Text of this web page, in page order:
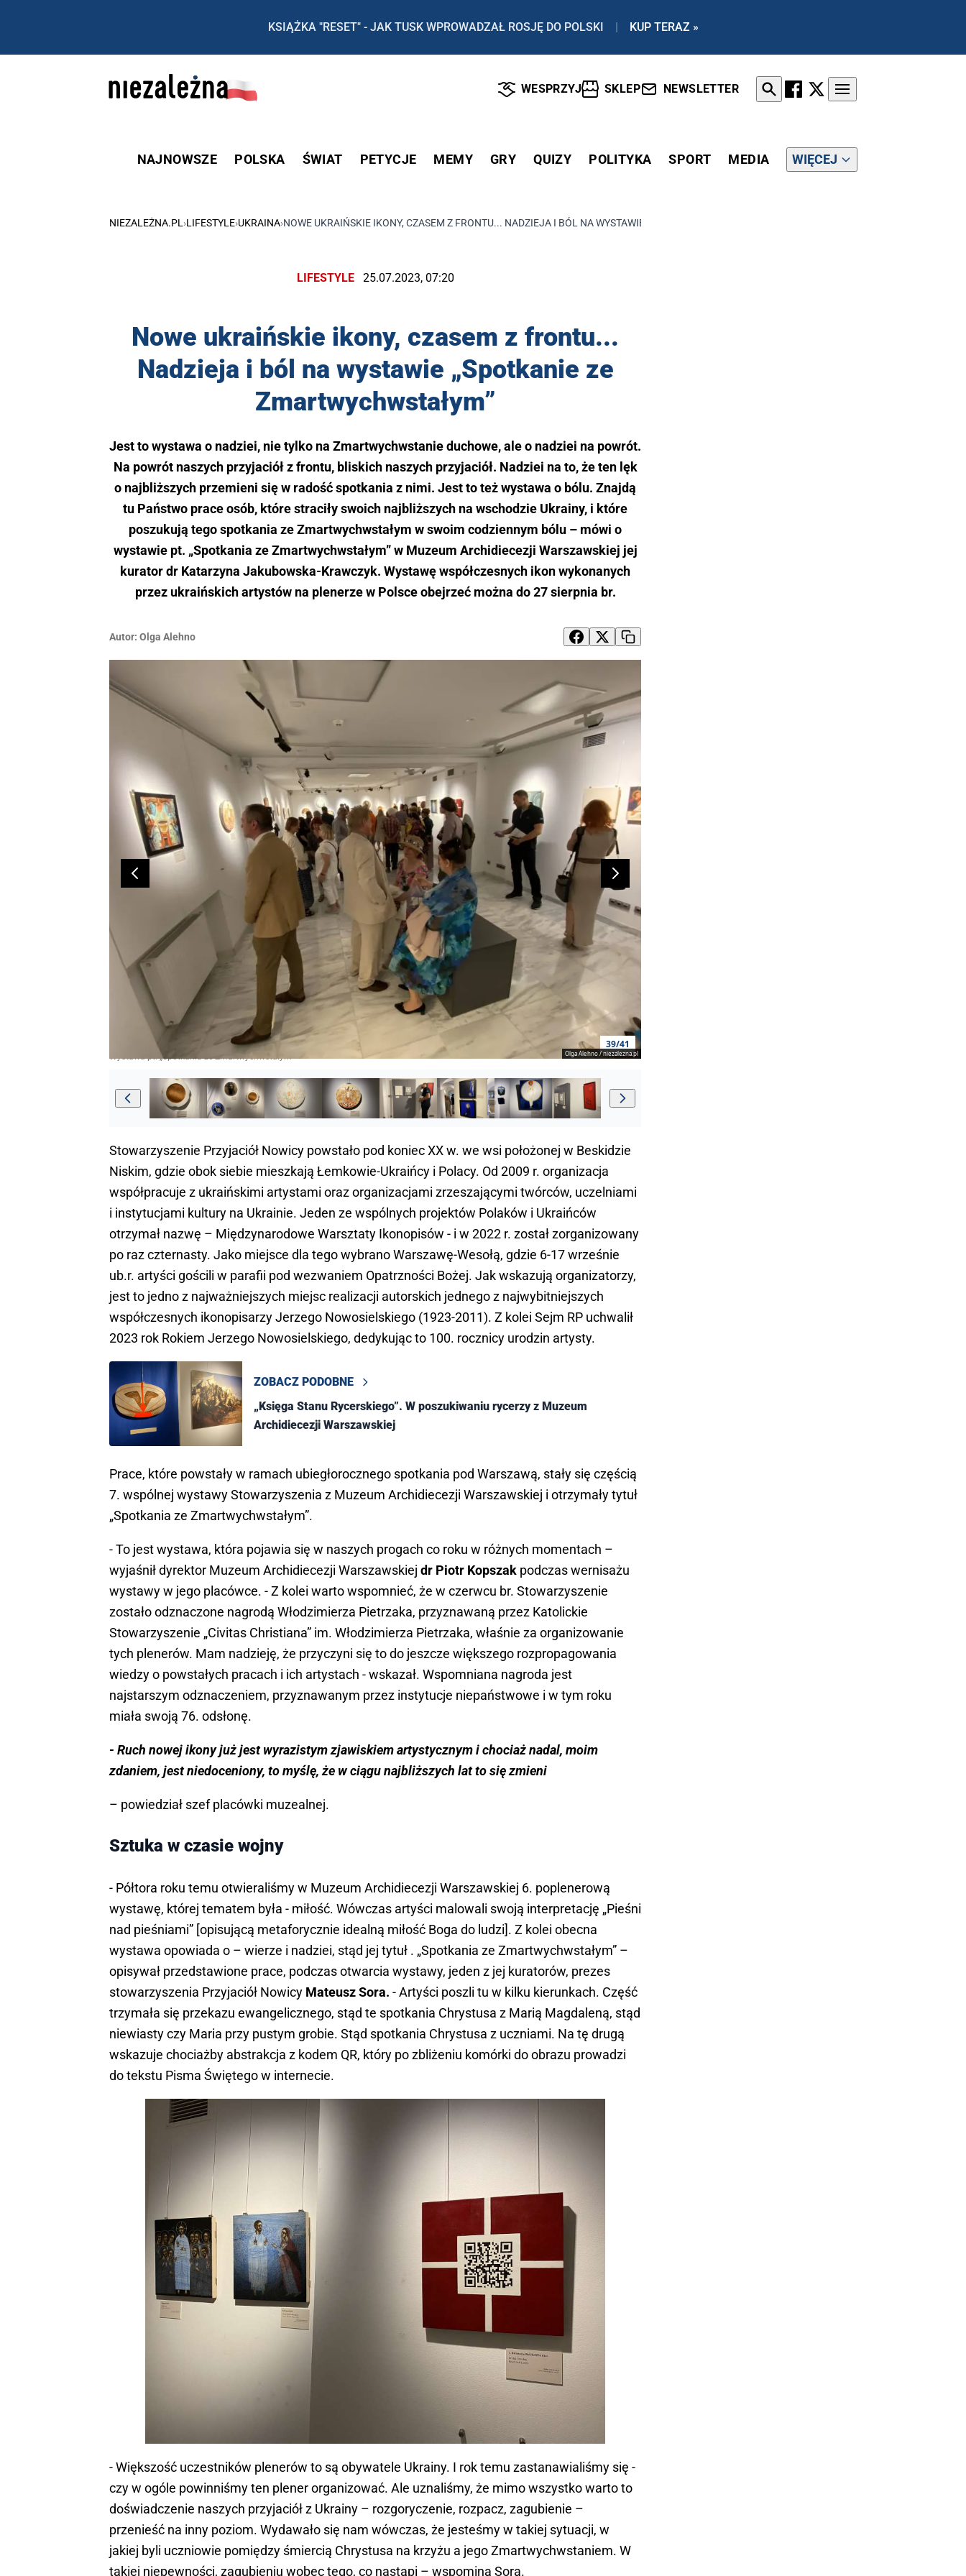
KSIĄŻKA "RESET" - JAK TUSK WPROWADZAŁ ROSJĘ DO POLSKI | KUP TERAZ »
WESPRZYJ SKLEP NEWSLETTER
NAJNOWSZE POLSKA ŚWIAT PETYCJE MEMY GRY QUIZY POLITYKA SPORT MEDIA WIĘCEJ
NIEZALEŻNA.PL ›LIFESTYLE›UKRAINA›NOWE UKRAIŃSKIE IKONY, CZASEM Z FRONTU... NADZIEJA I BÓL NA WYSTAWIE „SPOTKANIE ZE ZMARTWYCHWSTAŁYM”
LIFESTYLE 25.07.2023, 07:20
Nowe ukraińskie ikony, czasem z frontu...
Nadzieja i ból na wystawie „Spotkanie ze
Zmartwychwstałym”
Jest to wystawa o nadziei, nie tylko na Zmartwychwstanie duchowe, ale o nadziei na powrót.
Na powrót naszych przyjaciół z frontu, bliskich naszych przyjaciół. Nadziei na to, że ten lęk
o najbliższych przemieni się w radość spotkania z nimi. Jest to też wystawa o bólu. Znajdą
tu Państwo prace osób, które straciły swoich najbliższych na wschodzie Ukrainy, i które
poszukują tego spotkania ze Zmartwychwstałym w swoim codziennym bólu – mówi o
wystawie pt. „Spotkania ze Zmartwychwstałym” w Muzeum Archidiecezji Warszawskiej jej
kurator dr Katarzyna Jakubowska-Krawczyk. Wystawę współczesnych ikon wykonanych
przez ukraińskich artystów na plenerze w Polsce obejrzeć można do 27 sierpnia br.
Autor: Olga Alehno
39/41
Olga Alehno / niezalezna.pl
Wystawa pt. „Spotkania ze Zmartwychwstałym”
Stowarzyszenie Przyjaciół Nowicy powstało pod koniec XX w. we wsi położonej w Beskidzie
Niskim, gdzie obok siebie mieszkają Łemkowie-Ukraińcy i Polacy. Od 2009 r. organizacja
współpracuje z ukraińskimi artystami oraz organizacjami zrzeszającymi twórców, uczelniami
i instytucjami kultury na Ukrainie. Jeden ze wspólnych projektów Polaków i Ukraińców
otrzymał nazwę – Międzynarodowe Warsztaty Ikonopisów - i w 2022 r. został zorganizowany
po raz czternasty. Jako miejsce dla tego wybrano Warszawę-Wesołą, gdzie 6-17 wrześnie
ub.r. artyści gościli w parafii pod wezwaniem Opatrzności Bożej. Jak wskazują organizatorzy,
jest to jedno z najważniejszych miejsc realizacji autorskich jednego z najwybitniejszych
współczesnych ikonopisarzy Jerzego Nowosielskiego (1923-2011). Z kolei Sejm RP uchwalił
2023 rok Rokiem Jerzego Nowosielskiego, dedykując to 100. rocznicy urodzin artysty.
ZOBACZ PODOBNE
„Księga Stanu Rycerskiego”. W poszukiwaniu rycerzy z Muzeum
Archidiecezji Warszawskiej
Prace, które powstały w ramach ubiegłorocznego spotkania pod Warszawą, stały się częścią
7. wspólnej wystawy Stowarzyszenia z Muzeum Archidiecezji Warszawskiej i otrzymały tytuł
„Spotkania ze Zmartwychwstałym”.
- To jest wystawa, która pojawia się w naszych progach co roku w różnych momentach –
wyjaśnił dyrektor Muzeum Archidiecezji Warszawskiej dr Piotr Kopszak podczas wernisażu
wystawy w jego placówce. - Z kolei warto wspomnieć, że w czerwcu br. Stowarzyszenie
zostało odznaczone nagrodą Włodzimierza Pietrzaka, przyznawaną przez Katolickie
Stowarzyszenie „Civitas Christiana” im. Włodzimierza Pietrzaka, właśnie za organizowanie
tych plenerów. Mam nadzieję, że przyczyni się to do jeszcze większego rozpropagowania
wiedzy o powstałych pracach i ich artystach - wskazał. Wspomniana nagroda jest
najstarszym odznaczeniem, przyznawanym przez instytucje niepaństwowe i w tym roku
miała swoją 76. odsłonę.
- Ruch nowej ikony już jest wyrazistym zjawiskiem artystycznym i chociaż nadal, moim
zdaniem, jest niedoceniony, to myślę, że w ciągu najbliższych lat to się zmieni
– powiedział szef placówki muzealnej.
Sztuka w czasie wojny
- Półtora roku temu otwieraliśmy w Muzeum Archidiecezji Warszawskiej 6. poplenerową
wystawę, której tematem była - miłość. Wówczas artyści malowali swoją interpretację „Pieśni
nad pieśniami” [opisującą metaforycznie idealną miłość Boga do ludzi]. Z kolei obecna
wystawa opowiada o – wierze i nadziei, stąd jej tytuł . „Spotkania ze Zmartwychwstałym” –
opisywał przedstawione prace, podczas otwarcia wystawy, jeden z jej kuratorów, prezes
stowarzyszenia Przyjaciół Nowicy Mateusz Sora. - Artyści poszli tu w kilku kierunkach. Część
trzymała się przekazu ewangelicznego, stąd te spotkania Chrystusa z Marią Magdaleną, stąd
niewiasty czy Maria przy pustym grobie. Stąd spotkania Chrystusa z uczniami. Na tę drugą
wskazuje chociażby abstrakcja z kodem QR, który po zbliżeniu komórki do obrazu prowadzi
do tekstu Pisma Świętego w internecie.
- Większość uczestników plenerów to są obywatele Ukrainy. I rok temu zastanawialiśmy się -
czy w ogóle powinniśmy ten plener organizować. Ale uznaliśmy, że mimo wszystko warto to
doświadczenie naszych przyjaciół z Ukrainy – rozgoryczenie, rozpacz, zagubienie –
przenieść na inny poziom. Wydawało się nam wówczas, że jesteśmy w takiej sytuacji, w
jakiej byli uczniowie pomiędzy śmiercią Chrystusa na krzyżu a jego Zmartwychwstaniem. W
takiej niepewności, zagubieniu wobec tego, co nastąpi – wspomina Sora.